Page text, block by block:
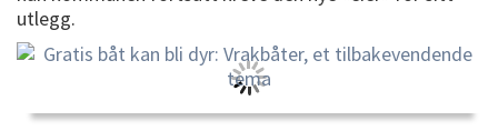
utlegg.